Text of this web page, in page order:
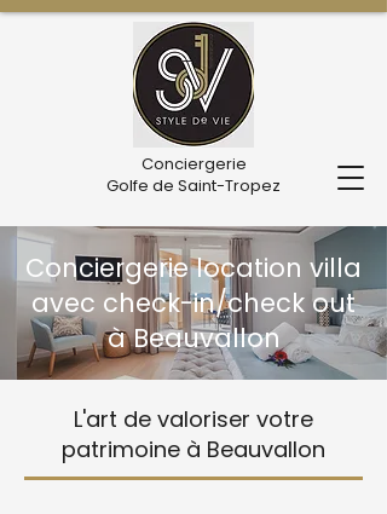
Conciergerie
Golfe de Saint-Tropez
Conciergerie location villa
avec check-in/check out
à Beauvallon
L'art de valoriser votre
patrimoine à Beauvallon